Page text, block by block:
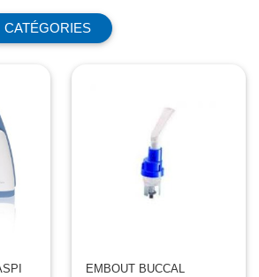
CATÉGORIES
EMBOUT BUCCAL